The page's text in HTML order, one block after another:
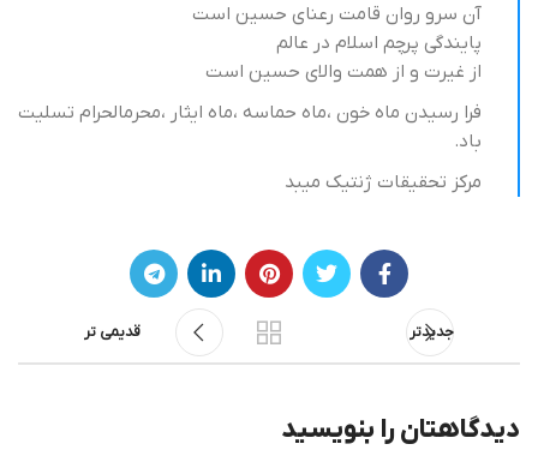
آن سرو روان قامت رعنای حسین است
پایندگی پرچم اسلام در عالم
از غیرت و از همت والای حسین است
فرا رسیدن ماه خون ،ماه حماسه ،ماه ایثار ،محرمالحرام تسلیت
باد.
مرکز تحقیقات ژنتیک میبد
جدیدتر قدیمی تر
دیدگاهتان را بنویسید